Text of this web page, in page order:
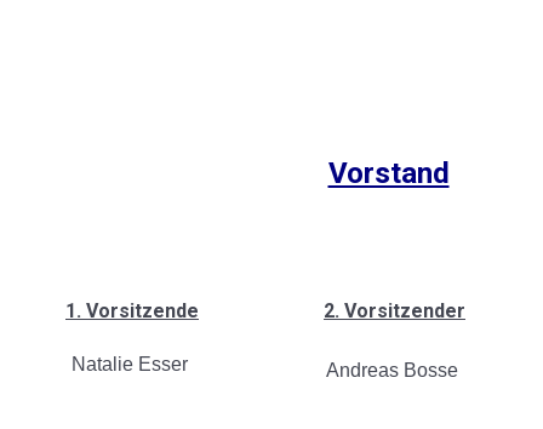
Vorstand
1. Vorsitzende 2. Vorsitzender
Natalie Esser Andreas Bosse